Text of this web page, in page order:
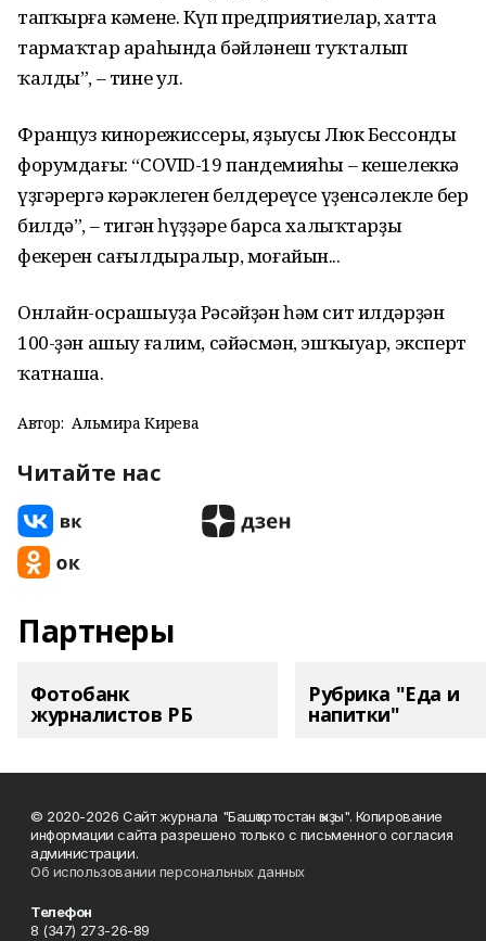
тапҡырға кәмене. Күп предприятиелар, хатта
тармаҡтар араһында бәйләнеш туҡталып
ҡалды”, – тине ул.
Француз кинорежиссеры, яҙыусы Люк Бессондың
форумдағы: “COVID-19 пандемияһы – кешелеккә
үҙгәрергә кәрәклеген белдереүсе үҙенсәлекле бер
билдә”, – тигән һүҙҙәре барса халыҡтарҙың
фекерен сағылдыралыр, моғайын...
Онлайн-осрашыуҙа Рәсәйҙән һәм сит илдәрҙән
100-ҙән ашыу ғалим, сәйәсмән, эшҡыуар, эксперт
ҡатнаша.
Автор: Альмира Кирәева
Читайте нас
Партнеры
Фотобанк
журналистов РБ
Рубрика "Еда и
напитки"
© 2020-2026 Сайт журнала "Башҡортостан ҡыҙы". Копирование
информации сайта разрешено только с письменного согласия
администрации.
Об использовании персональных данных
Телефон
8 (347) 273-26-89